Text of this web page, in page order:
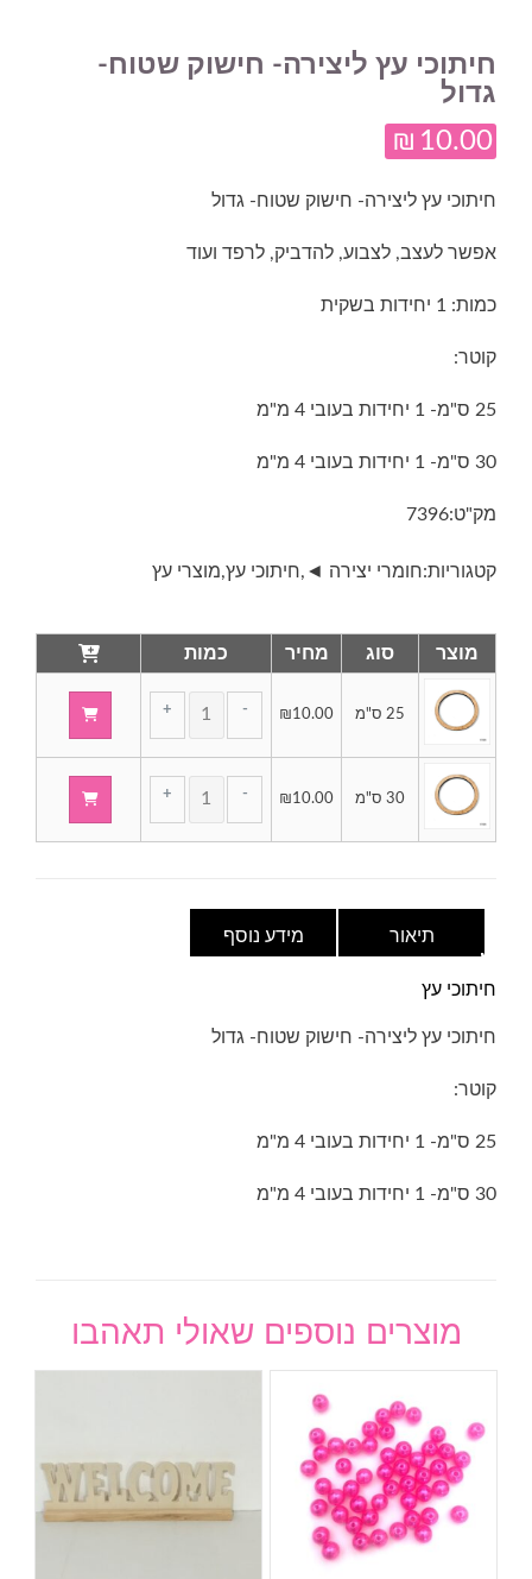
חיתוכי עץ ליצירה- חישוק שטוח-
גדול
₪ 10.00
חיתוכי עץ ליצירה- חישוק שטוח- גדול
אפשר לעצב, לצבוע, להדביק, לרפד ועוד
כמות: 1 יחידות בשקית
קוטר:
25 ס"מ- 1 יחידות בעובי 4 מ"מ
30 ס"מ- 1 יחידות בעובי 4 מ"מ
מק"ט:7396
קטגוריות:חומרי יצירה ◄ ,חיתוכי עץ,מוצרי עץ
מוצר סוג מחיר
25 ס"מ ₪10.00
-
של
ליצירה-
+
30 ס"מ ₪10.00
-
של
+
תיאור מידע נוסף
חיתוכי עץ
חיתוכי עץ ליצירה- חישוק שטוח- גדול
קוטר:
25 ס"מ- 1 יחידות בעובי 4 מ"מ
30 ס"מ- 1 יחידות בעובי 4 מ"מ
מוצרים נוספים שאולי תאהבו